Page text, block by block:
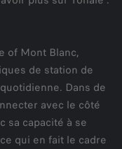
of Mont Blanc,
de station de
Dans de
avec le côté
sa capacité à se
qui en fait le cadre